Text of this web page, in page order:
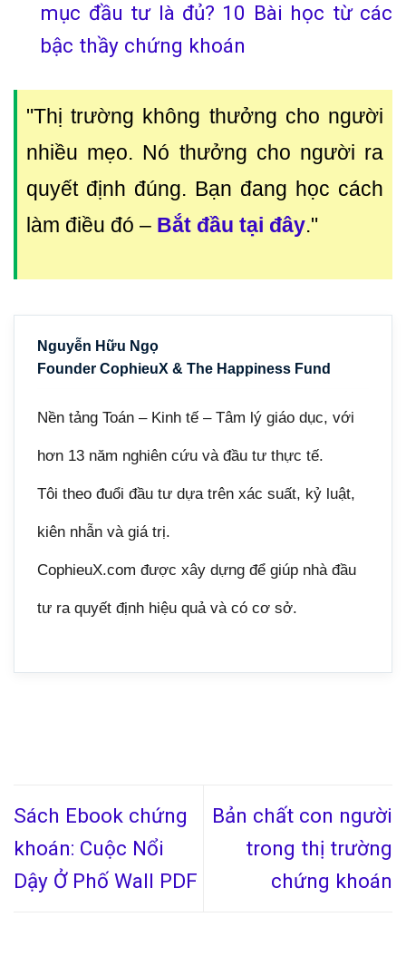
mục đầu tư là đủ? 10 Bài học từ các
bậc thầy chứng khoán
"Thị trường không thưởng cho người
nhiều mẹo. Nó thưởng cho người ra
quyết định đúng. Bạn đang học cách
làm điều đó – Bắt đầu tại đây."
Nguyễn Hữu Ngọ
Founder CophieuX & The Happiness Fund
Nền tảng Toán – Kinh tế – Tâm lý giáo dục, với
hơn 13 năm nghiên cứu và đầu tư thực tế.
Tôi theo đuổi đầu tư dựa trên xác suất, kỷ luật,
kiên nhẫn và giá trị.
CophieuX.com được xây dựng để giúp nhà đầu
tư ra quyết định hiệu quả và có cơ sở.
Sách Ebook chứng
khoán: Cuộc Nổi
Dậy Ở Phố Wall PDF
Bản chất con người
trong thị trường
chứng khoán